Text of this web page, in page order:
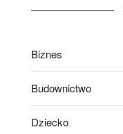
Biznes
Budownictwo
Dziecko